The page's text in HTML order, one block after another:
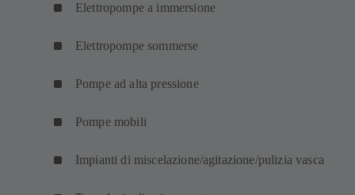
Elettropompe a immersione
Elettropompe sommerse
Pompe ad alta pressione
Pompe mobili
Impianti di miscelazione/agitazione/pulizia vasca